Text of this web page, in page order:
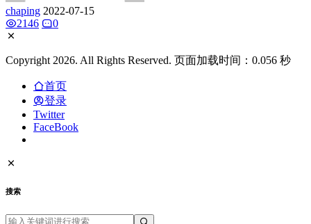
chaping 2022-07-15
2146
0
Copyright 2026. All Rights Reserved. 页面加载时间：0.056 秒
首页
登录
Twitter
FaceBook
搜索